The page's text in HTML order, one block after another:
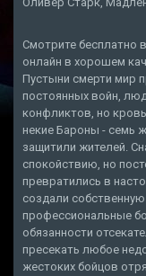
Смотрите бесплатно
онлайн в хорошем
Пустыни смерти мир
постоянных войн,
конфликтов, но
некие Бароны - семь
защитили жителей.
спокойствию, но
превратились в
создали
профессиональные
обязанности
пресекать любое
жестоких бойцов